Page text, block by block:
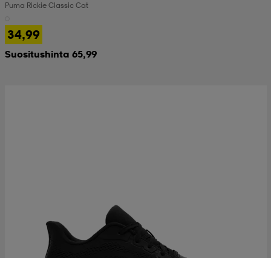
Puma Rickie Classic Cat
34,99
Suositushinta 65,99